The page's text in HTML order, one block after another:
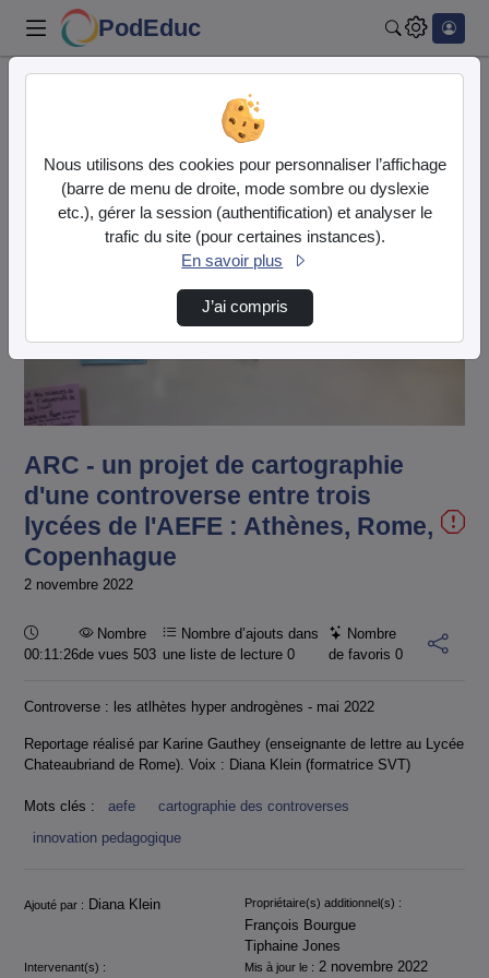
PodEduc
ARC - un projet de cartographie d'une contro…
Lire
vidéo
ARC - un projet de cartographie
d'une controverse entre trois
lycées de l'AEFE : Athènes, Rome,
Copenhague
2 novembre 2022
Durée :
00:11:26
Nombre
de vues 503
Nombre d’ajouts dans
une liste de lecture0
Nombre
de favoris 0
Controverse : les atlhètes hyper androgènes - mai 2022
Reportage réalisé par Karine Gauthey (enseignante de lettre au Lycée
Chateaubriand de Rome). Voix : Diana Klein (formatrice SVT)
Mots clés : aefe
cartographie des controverses
innovation pedagogique
Informations
Ajouté par : Diana Klein Propriétaire(s) additionnel(s) :
François Bourgue
Tiphaine Jones
Intervenant(s) : Mis à jour le : 2 novembre 2022
Nous utilisons des cookies pour personnaliser l’affichage
(barre de menu de droite, mode sombre ou dyslexie
etc.), gérer la session (authentification) et analyser le
trafic du site (pour certaines instances).
En savoir plus
J’ai compris